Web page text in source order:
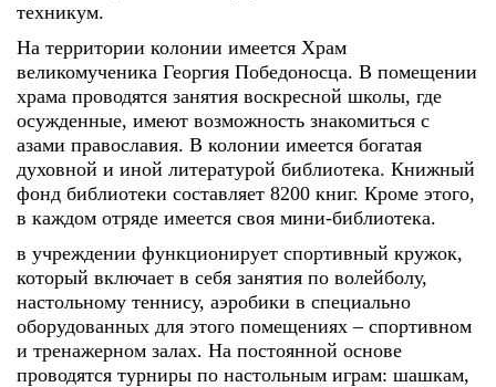
техникум.
На территории колонии имеется Храм
великомученика Георгия Победоносца. В помещении
храма проводятся занятия воскресной школы, где
осужденные, имеют возможность знакомиться с
азами православия. В колонии имеется богатая
духовной и иной литературой библиотека. Книжный
фонд библиотеки составляет 8200 книг. Кроме этого,
в каждом отряде имеется своя мини-библиотека.
в учреждении функционирует спортивный кружок,
который включает в себя занятия по волейболу,
настольному теннису, аэробики в специально
оборудованных для этого помещениях – спортивном
и тренажерном залах. На постоянной основе
проводятся турниры по настольным играм: шашкам,